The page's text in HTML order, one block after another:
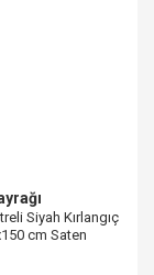
Siyah Kırlangıç
cm Saten